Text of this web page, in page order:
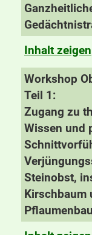
Inhalt zeigen
Workshop
Teil 1:
Zugang zu
Wissen und
Steinobst,
Kirschbaum